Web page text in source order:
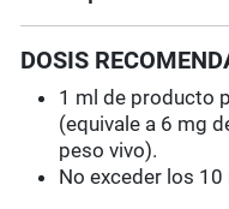
DOSIS
1 ml de producto
(equivale a 6 mg
peso vivo).
No exceder los